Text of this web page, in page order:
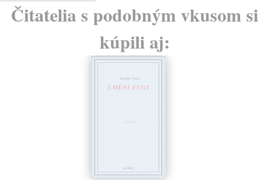
Čitatelia s podobným vkusom si
kúpili aj: